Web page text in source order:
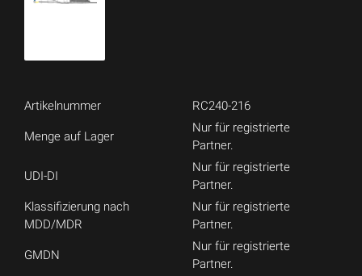
Artikelnummer RC240-216
Menge auf Lager
Nur für registrierte
Partner.
UDI-DI
Nur für registrierte
Partner.
Klassifizierung nach
MDD/MDR
Nur für registrierte
Partner.
GMDN
Nur für registrierte
Partner.